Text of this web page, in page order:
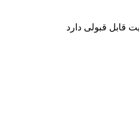
قابل قبولی دارد